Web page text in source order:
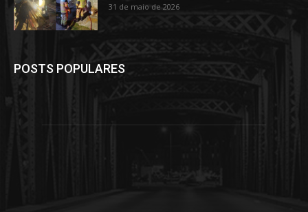
31 de maio de 2026
POSTS POPULARES